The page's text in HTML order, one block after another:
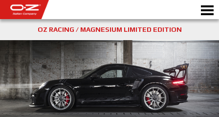
Motorbike
DISKY
GALERIE
OZ RACING / MAGNESIUM LIMITED EDITION